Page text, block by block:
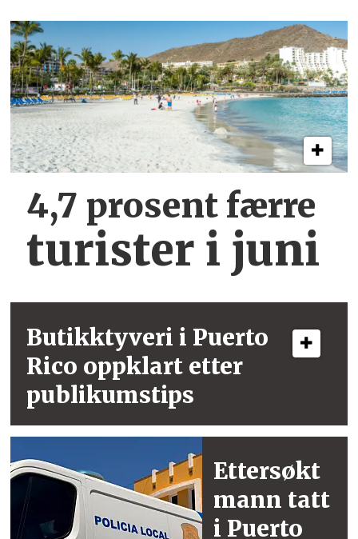
4,7 prosent færre
turister i juni
Butikktyveri i Puerto
Rico oppklart etter
publikumstips
Ettersøkt
mann tatt
i Puerto